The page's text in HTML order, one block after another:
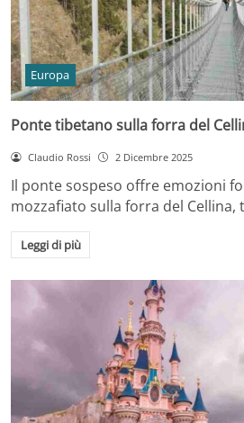
Europa
Ponte tibetano sulla forra del
Claudio Rossi 2 Dicembre 2025
Il ponte sospeso offre emozioni
mozzafiato sulla forra del
Leggi di più